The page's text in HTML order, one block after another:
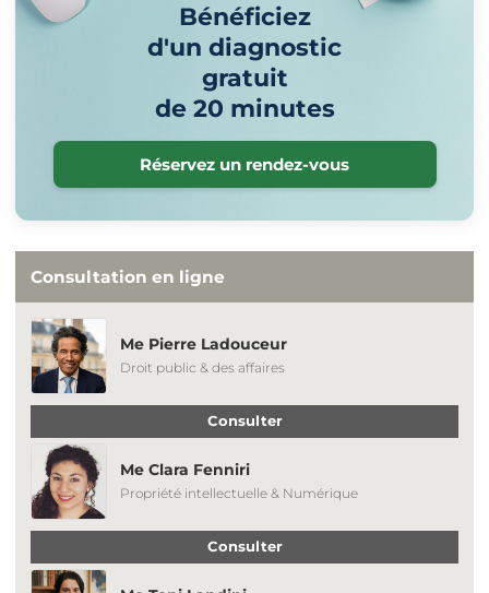
Bénéficiez
d'un diagnostic
gratuit
de 20 minutes
Réservez un rendez-vous
Consultation en ligne
Me Pierre Ladouceur
Droit public & des affaires
Consulter
Me Clara Fenniri
Propriété intellectuelle & Numérique
Consulter